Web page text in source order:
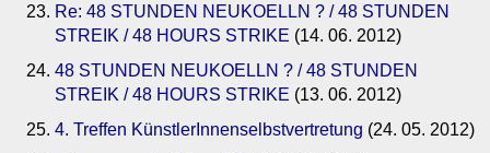
Re: 48 STUNDEN NEUKOELLN ? / 48 STUNDEN
STREIK / 48 HOURS STRIKE (14. 06. 2012)
48 STUNDEN NEUKOELLN ? / 48 STUNDEN
STREIK / 48 HOURS STRIKE (13. 06. 2012)
4. Treffen KünstlerInnenselbstvertretung (24. 05. 2012)